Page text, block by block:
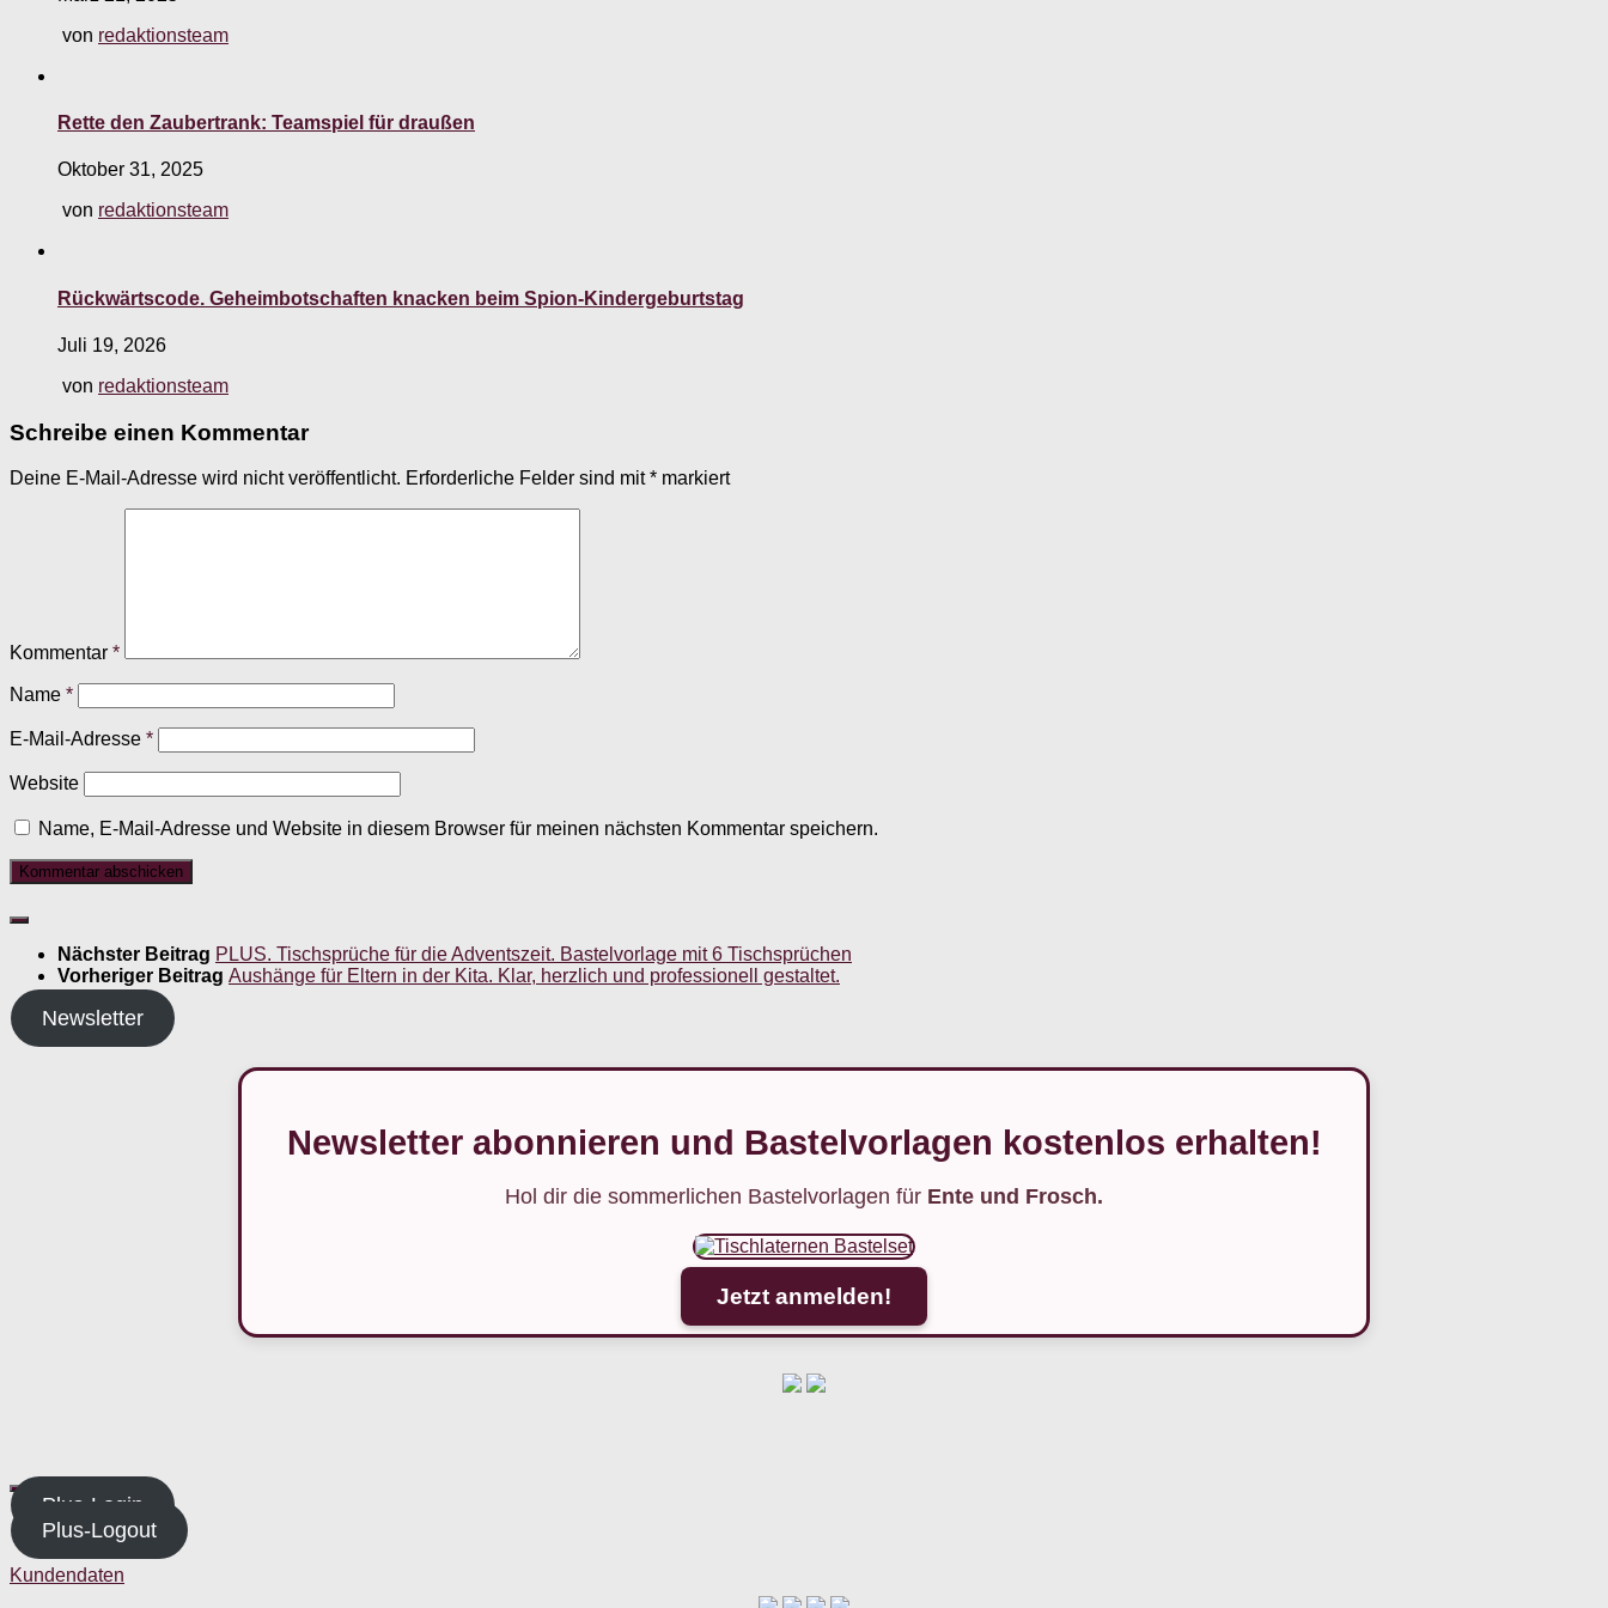
von redaktionsteam
Rette den Zaubertrank: Teamspiel für draußen
Oktober 31, 2025
von redaktionsteam
Rückwärtscode. Geheimbotschaften knacken beim Spion-Kindergeburtstag
Juli 19, 2026
von redaktionsteam
Schreibe einen Kommentar
Deine E-Mail-Adresse wird nicht veröffentlicht. Erforderliche Felder sind mit* markiert
Kommentar *
Name *
E-Mail-Adresse *
Website
Name, E-Mail-Adresse und Website in diesem Browser für meinen nächsten Kommentar speichern.
Nächster Beitrag PLUS. Tischsprüche für die Adventszeit. Bastelvorlage mit 6 Tischsprüchen
Vorheriger Beitrag Aushänge für Eltern in der Kita. Klar, herzlich und professionell gestaltet.
Newsletter
Newsletter abonnieren und Bastelvorlagen kostenlos erhalten!
Hol dir die sommerlichen Bastelvorlagen für Ente und Frosch.
Jetzt anmelden!
Plus-Login
Plus-Logout
Kundendaten